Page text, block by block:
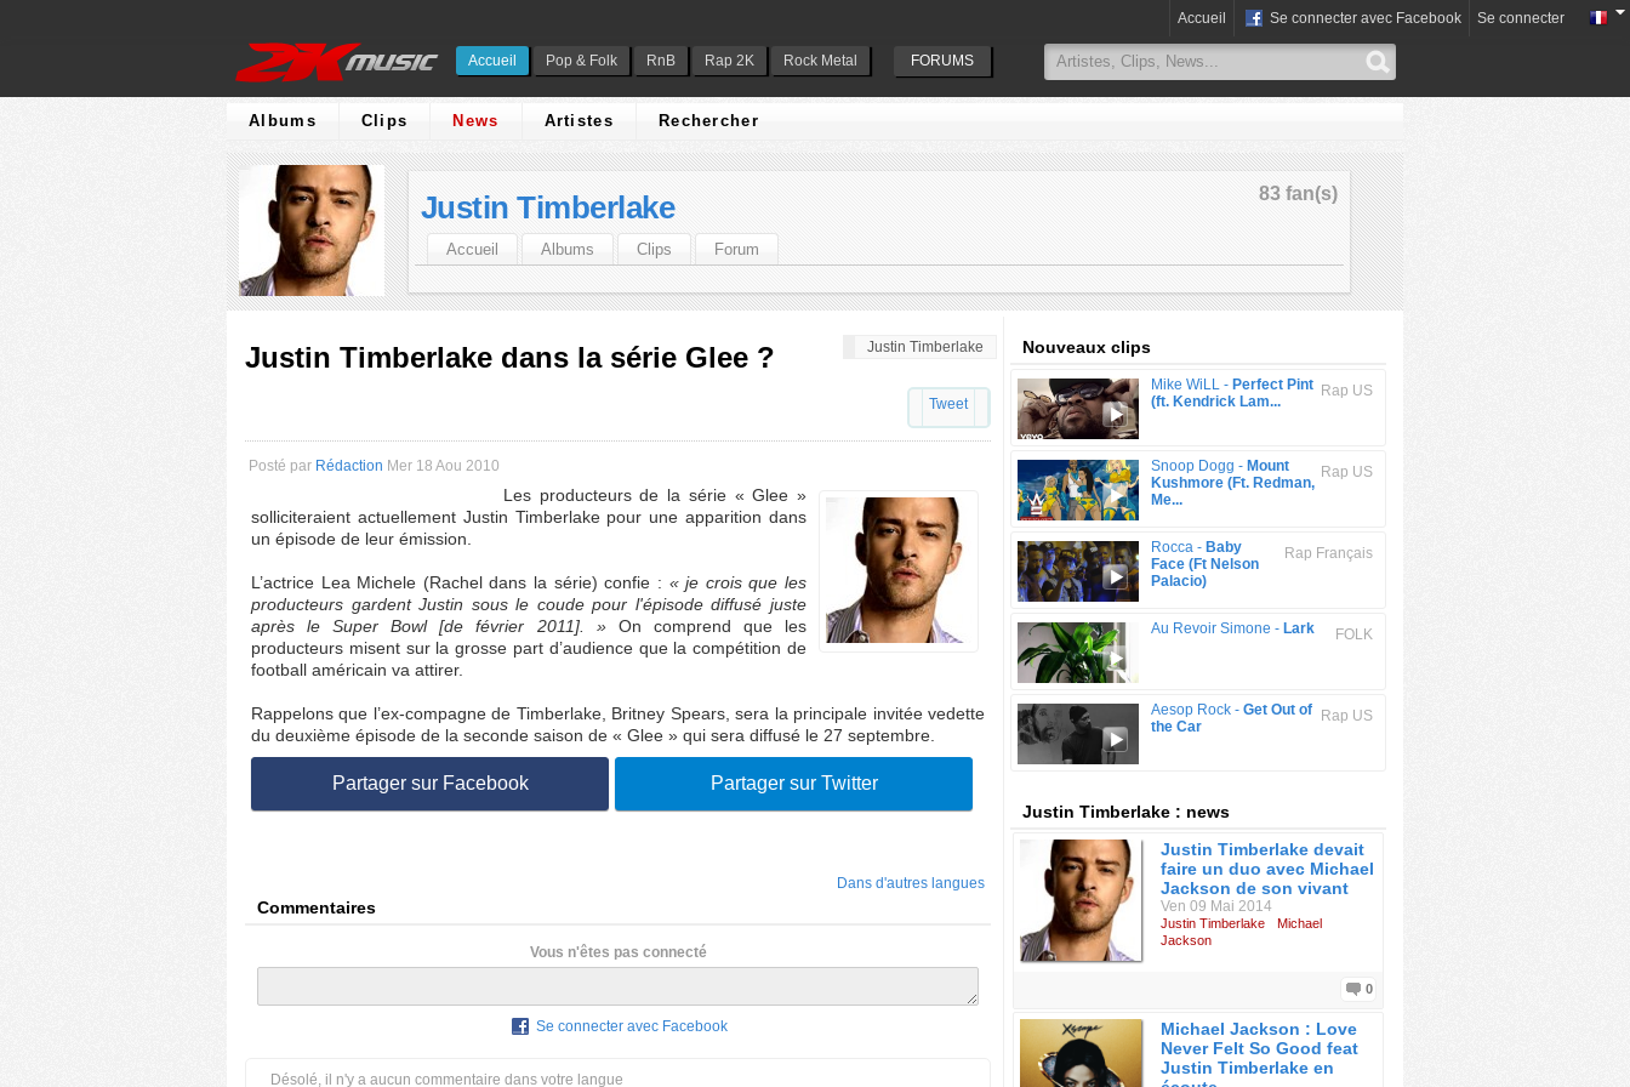
Accueil Pop & Folk RnB Rap 2K Rock Metal FORUMS
Accueil Se connecter avec Facebook Se connecter
Albums Clips News Artistes Rechercher
83 fan(s)
Justin Timberlake
Accueil Albums Clips Forum
Justin Timberlake
Justin Timberlake dans la série Glee ?
Tweet
Posté par Rédaction Mer 18 Aou 2010
Les producteurs de la série « Glee »
solliciteraient actuellement Justin Timberlake pour une apparition dans
un épisode de leur émission.
L’actrice Lea Michele (Rachel dans la série) confie : « je crois que les
producteurs gardent Justin sous le coude pour l'épisode diffusé juste
après le Super Bowl [de février 2011]. »On comprend que les
producteurs misent sur la grosse part d’audience que la compétition de
football américain va attirer.
Rappelons que l’ex-compagne de Timberlake, Britney Spears, sera la principale invitée vedette
du deuxième épisode de la seconde saison de « Glee » qui sera diffusé le 27 septembre.
Partager sur Facebook Partager sur Twitter
Dans d'autres langues
Commentaires
Vous n'êtes pas connecté
Se connecter avec Facebook
Désolé, il n'y a aucun commentaire dans votre langue
Nouveaux clips
Rap US
Mike WiLL - Perfect Pint
(ft. Kendrick Lam...
Rap US
Snoop Dogg - Mount
Kushmore (Ft. Redman,
Me...
Rap Français
Rocca - Baby
Face (Ft Nelson
Palacio)
FOLK
Au Revoir Simone - Lark
Rap US
Aesop Rock - Get Out of
the Car
Justin Timberlake : news
Justin Timberlake devait
faire un duo avec Michael
Jackson de son vivant
Ven 09 Mai 2014
Justin Timberlake
Michael
Jackson
0
Michael Jackson : Love
Never Felt So Good feat
Justin Timberlake en